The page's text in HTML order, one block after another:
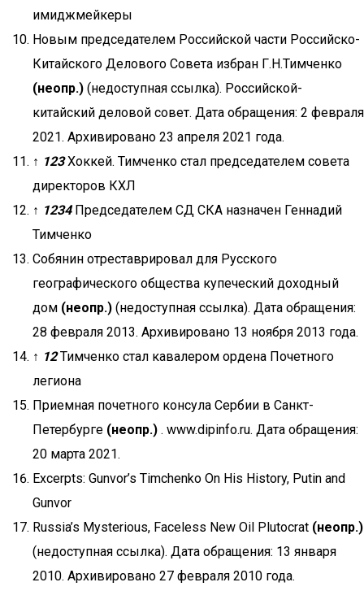
имиджмейкеры
Новым председателем Российской части Российско-
Китайского Делового Совета избран Г.Н.Тимченко
(неопр.) (недоступная ссылка). Российской-
китайский деловой совет. Дата обращения: 2 февраля
2021. Архивировано 23 апреля 2021 года.
↑ 123Хоккей. Тимченко стал председателем совета
директоров КХЛ
↑ 1234Председателем СД СКА назначен Геннадий
Тимченко
Собянин отреставрировал для Русского
географического общества купеческий доходный
дом (неопр.) (недоступная ссылка). Дата обращения:
28 февраля 2013. Архивировано 13 ноября 2013 года.
↑ 12Тимченко стал кавалером ордена Почетного
легиона
Приемная почетного консула Сербии в Санкт-
Петербурге (неопр.) . www.dipinfo.ru. Дата обращения:
20 марта 2021.
Excerpts: Gunvor’s Timchenko On His History, Putin and
Gunvor
Russia’s Mysterious, Faceless New Oil Plutocrat (неопр.)
(недоступная ссылка). Дата обращения: 13 января
2010. Архивировано 27 февраля 2010 года.